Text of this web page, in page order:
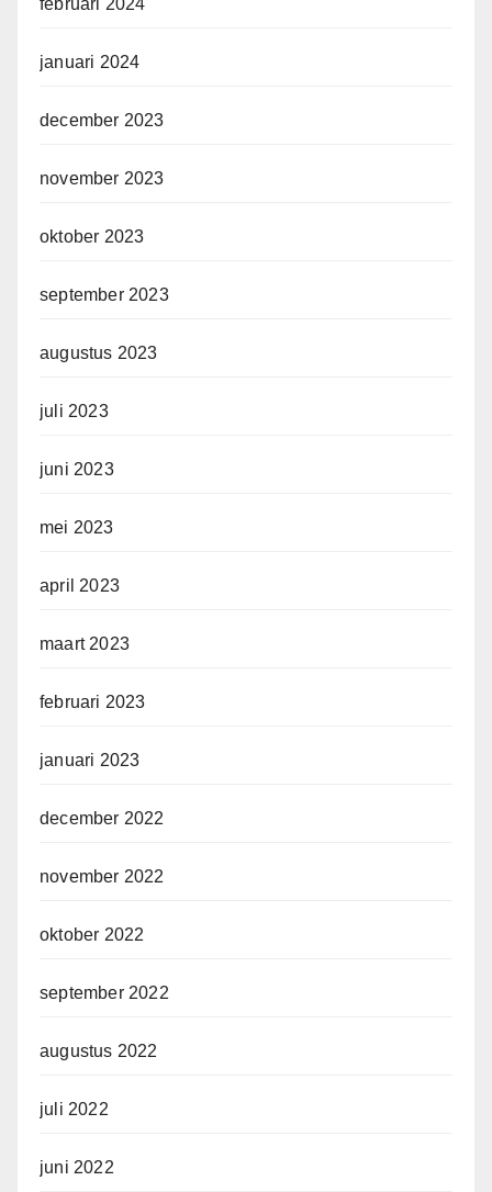
januari 2024
december 2023
november 2023
oktober 2023
september 2023
augustus 2023
juli 2023
juni 2023
mei 2023
april 2023
maart 2023
februari 2023
januari 2023
december 2022
november 2022
oktober 2022
september 2022
augustus 2022
juli 2022
juni 2022